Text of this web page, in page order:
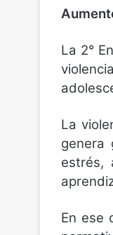
La 2°
La
genera
estrés,
En ese